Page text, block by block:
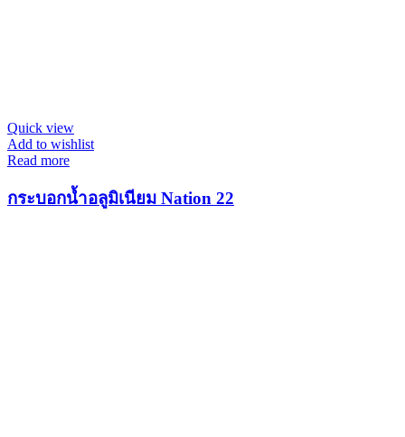
Quick view
Add to wishlist
Read more
กระบอกน้ำอลูมิเนียม Nation 22